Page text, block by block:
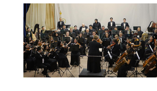
КОМРАКОВ